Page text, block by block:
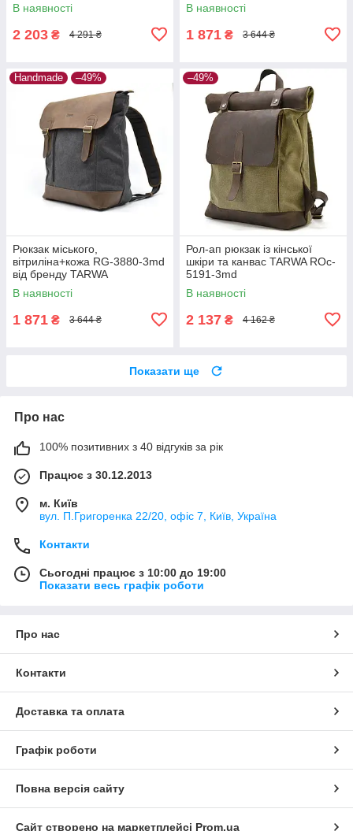
В наявності
2 203 ₴ 4 291 ₴
В наявності
1 871 ₴ 3 644 ₴
Handmade –49%
Рюкзак міського,
вітриліна+кожа RG-3880-3md
від бренду TARWA
В наявності
1 871 ₴ 3 644 ₴
–49%
Рол-ап рюкзак із кінської
шкіри та канвас TARWA ROc-
5191-3md
В наявності
2 137 ₴ 4 162 ₴
Показати ще
Про нас
100% позитивних з 40 відгуків за рік
Працює з 30.12.2013
м. Київ
вул. П.Григоренка 22/20, офіс 7, Київ, Україна
Контакти
Сьогодні працює з 10:00 до 19:00
Показати весь графік роботи
Про нас
Контакти
Доставка та оплата
Графік роботи
Повна версія сайту
Сайт створено на маркетплейсі Prom.ua